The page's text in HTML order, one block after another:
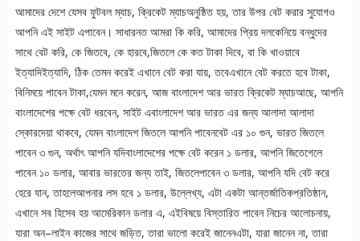
আমাদের দেশে যেসব ফুটবল ম্যাচ, ক্রিকেট ম্যাচঅনুষ্ঠিত হয়, তার উপর বেট করার সুযোগও
আপনি এই সাইট এপাবেন। সাধারনত আমরা কি করি, আমাদের প্রিয় দলকেনিয়ে বন্ধুদের
সাথে বেট করি, কে জিতবে, কে হারবে,জিতলে কে কত টাকা দিবে, বা কি খাওয়াবে
ইত্যাদিইত্যাদি, ঠিক তেমন করেই এখানে বেট করা যায়, তবেএখানে বেট করতে হবে টাকা,
বিনিময়ে পাবেন টাকা,যেমন মনে করেন, আজ বাংলাদেশ আর ভারত ক্রিকেট ম্যাচআছে, আপনি
বাংলাদেশের পক্ষে বেট ধরবেন, সাইট এবাংলাদেশ আর ভারত এর জন্য আলাদা আলাদা
স্কোরদেয়া থাকবে, যেমন বাংলাদেশ জিতলে আপনি পাবেনবেট এর ১০ গুন, ভারত জিতলে
পাবেন ৩ গুন, অর্থাৎ আপনি যদিবাংলাদেশের পক্ষে বেট করেন ১ ডলার, আপনি জিতেগেলে
পাবেন ১০ ডলার, আবার ভারতের জন্য তাই, জিতলেপাবেন ৩ ডলার, আপনি যদি বেট করে
হেরে যান, তাহলেআপনার লস হবে ১ ডলার, উল্লেখ্য, এটা একটা আন্তর্জাতিকপ্রতিষ্ঠান,
এখানে সব হিসেব হয় আমেরিকান ডলার এ, এইবিষয়ে বিস্তারিত পাবেন নিচের আলোচনায়,
যারা অন–লাইন কাজের সাথে জড়িত, তারা ভালো করেই জানেনএটা, যারা জানেন না, তারা